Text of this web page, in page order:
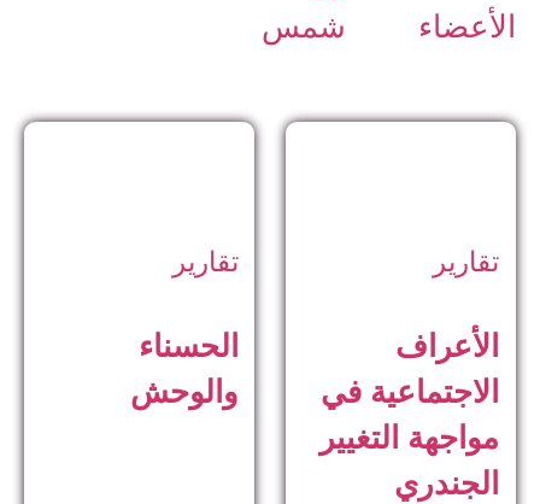
الأعضاء
شمس
تقارير
الأعراف
الاجتماعية في
مواجهة التغيير
الجندري
تقارير
الحسناء
والوحش